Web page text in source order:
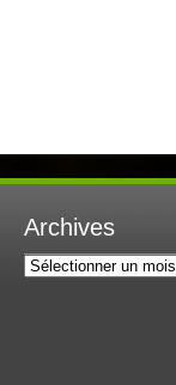
Archives
Archives